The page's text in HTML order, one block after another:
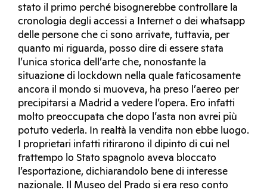
stato il primo perché bisognerebbe controllare la
cronologia degli accessi a Internet o dei whatsapp
delle persone che ci sono arrivate, tuttavia, per
quanto mi riguarda, posso dire di essere stata
l’unica storica dell’arte che, nonostante la
situazione di lockdown nella quale faticosamente
ancora il mondo si muoveva, ha preso l’aereo per
precipitarsi a Madrid a vedere l’opera. Ero infatti
molto preoccupata che dopo l’asta non avrei più
potuto vederla. In realtà la vendita non ebbe luogo.
I proprietari infatti ritirarono il dipinto di cui nel
frattempo lo Stato spagnolo aveva bloccato
l’esportazione, dichiarandolo bene di interesse
nazionale. Il Museo del Prado si era reso conto